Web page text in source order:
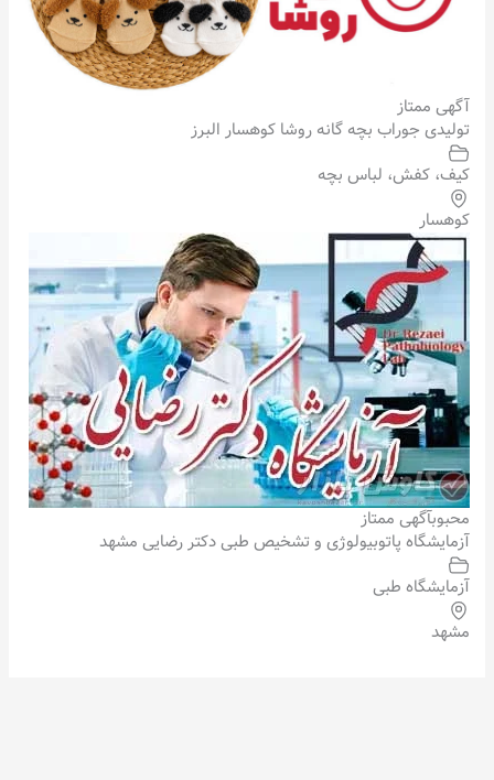
آگهی ممتاز
تولیدی جوراب بچه گانه روشا کوهسار البرز
کیف، کفش، لباس بچه
کوهسار
محبوبآگهی ممتاز
آزمایشگاه پاتوبیولوژی و تشخیص طبی دکتر رضایی مشهد
آزمایشگاه طبی
مشهد